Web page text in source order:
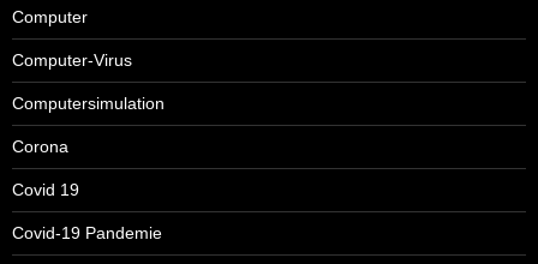
Computer
Computer-Virus
Computersimulation
Corona
Covid 19
Covid-19 Pandemie